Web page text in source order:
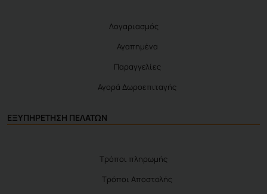
Λογαριασμός
Αγαπημένα
Παραγγελίες
Αγορά Δωροεπιταγής
ΕΞΥΠΗΡΕΤΗΣΗ ΠΕΛΑΤΩΝ
Τρόποι πληρωμής
Τρόποι Αποστολής